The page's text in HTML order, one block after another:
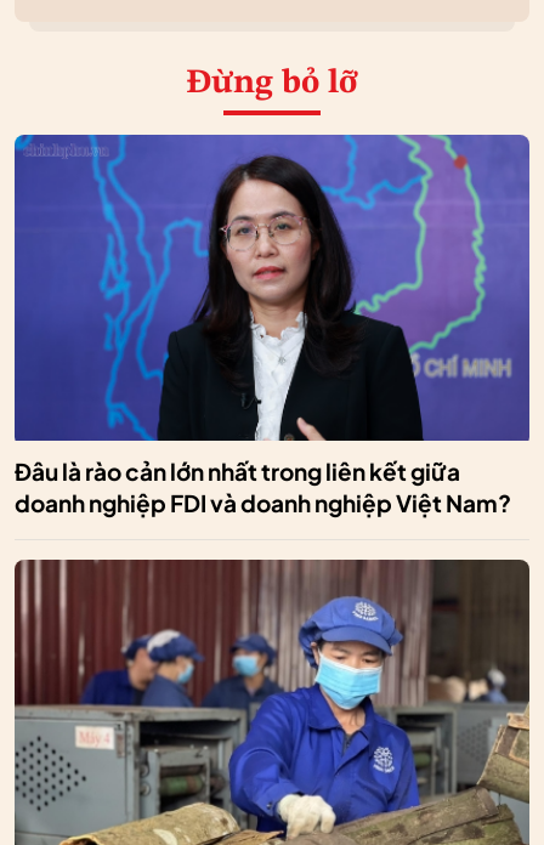
Đừng bỏ lỡ
Đâu là rào cản lớn nhất trong liên kết giữa
doanh nghiệp FDI và doanh nghiệp Việt Nam?